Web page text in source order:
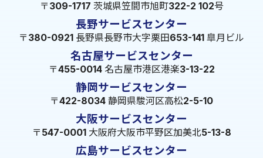
〒309-1717 茨城県笠間市旭町322-2 102号
長野サービスセンター
〒380-0921 長野県長野市大字栗田653-141 皐月ビル
名古屋サービスセンター
〒455-0014 名古屋市港区港楽3-13-22
静岡サービスセンター
〒422-8034 静岡県駿河区高松2-5-10
大阪サービスセンター
〒547-0001 大阪府大阪市平野区加美北5-13-8
広島サービスセンター